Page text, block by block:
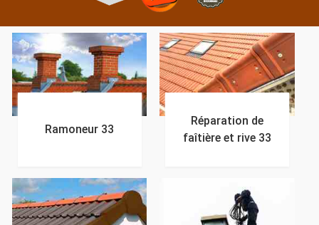
Ramoneur 33
Réparation de
faîtière et rive 33